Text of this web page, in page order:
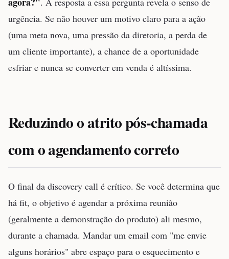
urgência. Se não houver um motivo claro para a ação
(uma meta nova, uma pressão da diretoria, a perda de
um cliente importante), a chance de a oportunidade
esfriar e nunca se converter em venda é altíssima.
Reduzindo o atrito pós-chamada
com o agendamento correto
O final da discovery call é crítico. Se você determina que
há fit, o objetivo é agendar a próxima reunião
(geralmente a demonstração do produto) ali mesmo,
durante a chamada. Mandar um email com "me envie
alguns horários" abre espaço para o esquecimento e